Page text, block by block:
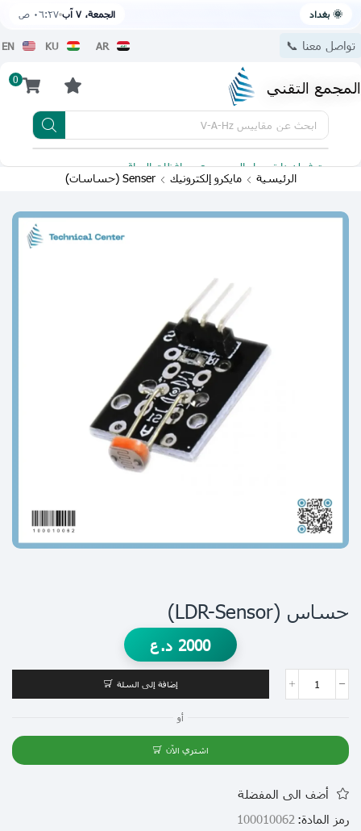
🌞 بغداد الجمعة، ٧ آب ٠٦:٢٧ ص
تواصل معنا 📞 AR
KU
EN
المجمع التقني 0
ابحث عن مقاييس V-A-Hz
يتوفر لدينا توصيل الى جميع محافظات العراق
الرئيسية مايكرو إلكترونيك Senser (حساسات)
حساس (LDR-Sensor)
2000 د.ع
إضافة إلى السلة
أو
اشتري الآن
أضف الى المفضلة
رمز المادة: 100010062